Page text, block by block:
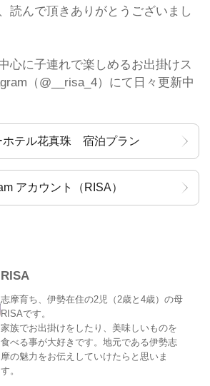
読んで頂きありがとうございまし
心に子連れで楽しめるお出掛けス
（@__risa_4）にて日々更新中
ホテル花真珠 宿泊プラン
アカウント（RISA）
RISA
志摩育ち、伊勢在住の2児（2歳と4歳）の母
RISAです。
家族でお出掛けをしたり、美味しいものを
食べる事が大好きです。地元である伊勢志
摩の魅力をお伝えしていけたらと思いま
す。